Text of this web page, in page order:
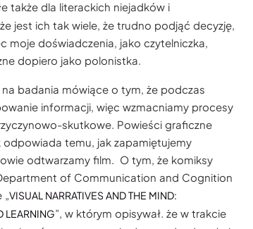
także dla literackich niejadków i
jest ich tak wiele, że trudno podjąć decyzję,
moje doświadczenia, jako czytelniczka,
dopiero jako polonistka.
badania mówiące o tym, że podczas
informacji, więc wzmacniamy procesy
skutkowe. Powieści graficzne
odpowiada temu, jak zapamiętujemy
odtwarzamy film. O tym, że komiksy
of Communication and Cognition
„VISUAL NARRATIVES AND THE MIND:
LEARNING”, w którym opisywał. że w trakcie